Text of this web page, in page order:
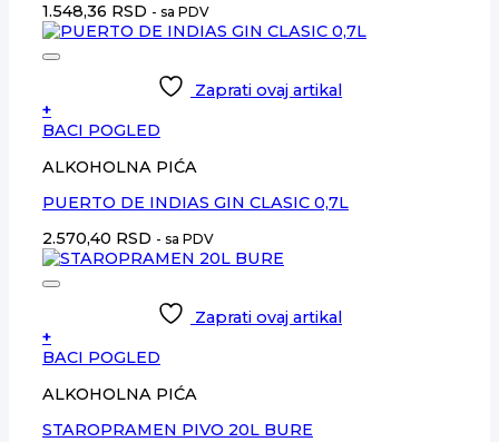
1.548,36 RSD - sa PDV
Zaprati ovaj artikal
+
BACI POGLED
ALKOHOLNA PIĆA
PUERTO DE INDIAS GIN CLASIC 0,7L
2.570,40 RSD - sa PDV
Zaprati ovaj artikal
+
BACI POGLED
ALKOHOLNA PIĆA
STAROPRAMEN PIVO 20L BURE